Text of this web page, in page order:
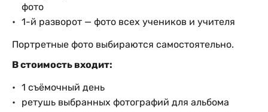
фото
1-й разворот — фото всех учеников и учителя
Портретные фото выбираются самостоятельно.
В стоимость входит:
1 съёмочный день
ретушь выбранных фотографий для альбома